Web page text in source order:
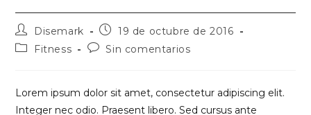
Autor
de
la
Disemark
Publicación
de
la
19 de octubre de 2016
Categoría
entrada:
Fitness
Comentarios
entrada:
Sin comentarios
Lorem ipsum dolor sit amet, consectetur adipiscing elit.
Integer nec odio. Praesent libero. Sed cursus ante